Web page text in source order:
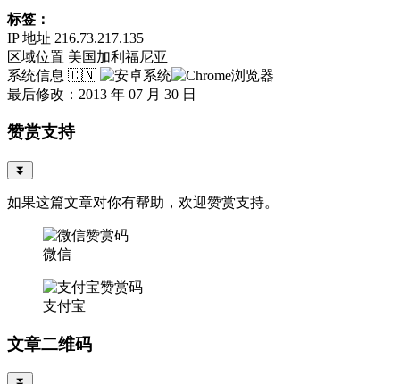
标签：
IP 地址 216.73.217.135
区域位置 美国加利福尼亚
系统信息 🇨🇳
最后修改：2013 年 07 月 30 日
赞赏支持
⏬
如果这篇文章对你有帮助，欢迎赞赏支持。
微信
支付宝
文章二维码